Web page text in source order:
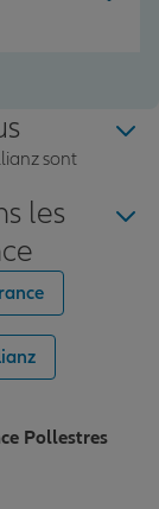
sont
les
Pollestres